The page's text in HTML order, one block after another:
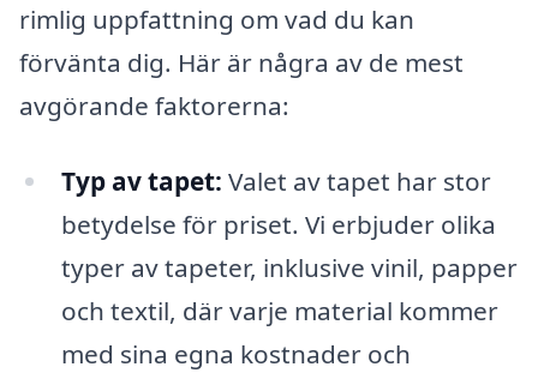
rimlig uppfattning om vad du kan
förvänta dig. Här är några av de mest
avgörande faktorerna:
Typ av tapet: Valet av tapet har stor
betydelse för priset. Vi erbjuder olika
typer av tapeter, inklusive vinil, papper
och textil, där varje material kommer
med sina egna kostnader och